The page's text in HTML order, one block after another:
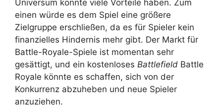
Universum könnte viele Vorteile haben. Zum
einen würde es dem Spiel eine größere
Zielgruppe erschließen, da es für Spieler kein
finanzielles Hindernis mehr gibt. Der Markt für
Battle-Royale-Spiele ist momentan sehr
gesättigt, und ein kostenloses Battlefield Battle
Royale könnte es schaffen, sich von der
Konkurrenz abzuheben und neue Spieler
anzuziehen.